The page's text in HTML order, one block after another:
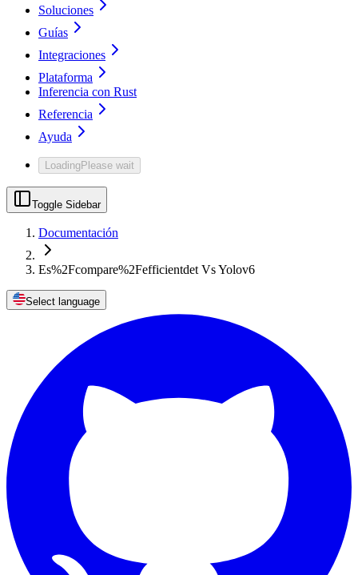
Soluciones
Guías
Integraciones
Plataforma
Inferencia con Rust
Referencia
Ayuda
LoadingPlease wait
Toggle Sidebar
Documentación
Es%2Fcompare%2Fefficientdet Vs Yolov6
Select language